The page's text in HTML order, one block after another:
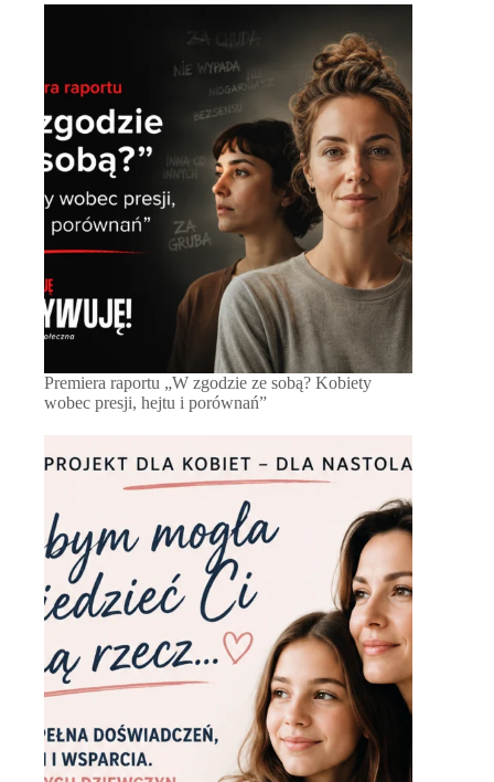
Premiera raportu „W zgodzie ze sobą? Kobiety
wobec presji, hejtu i porównań”